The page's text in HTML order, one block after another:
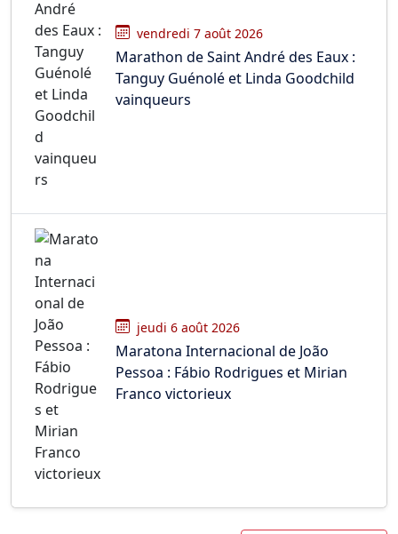
vendredi 7 août 2026
Marathon de Saint André des Eaux :
Tanguy Guénolé et Linda Goodchild
vainqueurs
jeudi 6 août 2026
Maratona Internacional de João
Pessoa : Fábio Rodrigues et Mirian
Franco victorieux